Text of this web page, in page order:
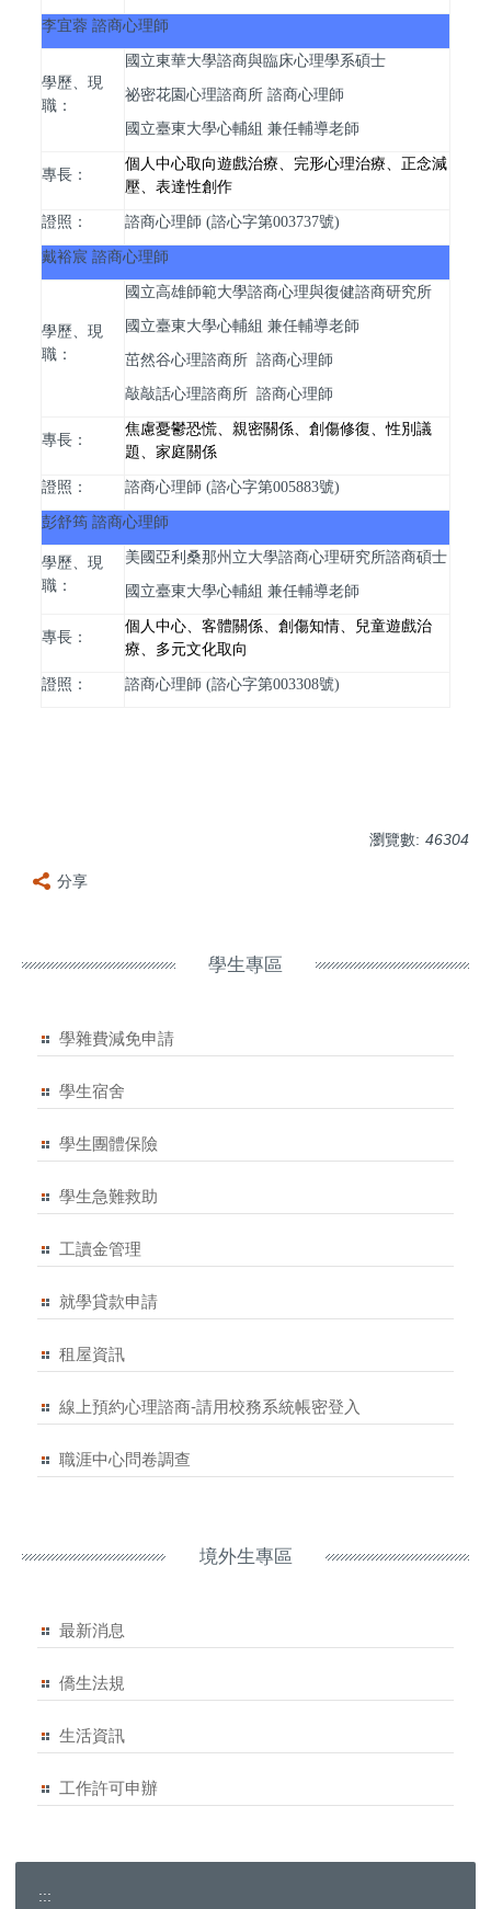
李宜蓉 諮商心理師
學歷、現
職：
國立東華大學諮商與臨床心理學系碩士
祕密花園心理諮商所 諮商心理師
國立臺東大學心輔組 兼任輔導老師
專長：
個人中心取向遊戲治療、完形心理治療、正念減
壓、表達性創作
證照： 諮商心理師 (諮心字第003737號)
戴裕宸 諮商心理師
學歷、現
職：
國立高雄師範大學諮商心理與復健諮商研究所
國立臺東大學心輔組 兼任輔導老師
茁然谷心理諮商所 諮商心理師
敲敲話心理諮商所 諮商心理師
專長：
焦慮憂鬱恐慌、親密關係、創傷修復、性別議
題、家庭關係
證照： 諮商心理師 (諮心字第005883號)
彭舒筠 諮商心理師
學歷、現
職：
美國亞利桑那州立大學諮商心理研究所諮商碩士
國立臺東大學心輔組 兼任輔導老師
專長：
個人中心、客體關係、創傷知情、兒童遊戲治
療、多元文化取向
證照： 諮商心理師 (諮心字第003308號)
瀏覽數: 46304
分享
學生專區
學雜費減免申請
學生宿舍
學生團體保險
學生急難救助
工讀金管理
就學貸款申請
租屋資訊
線上預約心理諮商-請用校務系統帳密登入
職涯中心問卷調查
境外生專區
最新消息
僑生法規
生活資訊
工作許可申辦
:::